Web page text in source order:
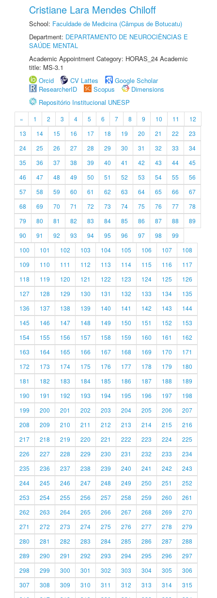
Cristiane Lara Mendes Chiloff
School: Faculdade de Medicina (Câmpus de Botucatu)
Department: DEPARTAMENTO DE NEUROCIÊNCIAS E
SAÚDE MENTAL
Academic Appointment Category: HORAS_24 Academic
title: MS-3.1
Orcid
CV Lattes
Google Scholar
ResearcherID
Scopus
Dimensions
Repositório Institucional UNESP
« 1 2 3 4 5 6 7 8 9 10 11
12
13
14 15 16 17 18 19 20 21 22
23
24
25 26 27 28 29 30 31 32 33
34
35
36 37 38 39 40 41 42 43 44
45
46
47 48 49 50 51 52 53 54 55
56
57
58 59 60 61 62 63 64 65 66
67
68
69 70 71 72 73 74 75 76 77
78
79
80 81 82 83 84 85 86 87 88
89
90
91 92 93 94 95 96 97 98
99
100
101 102 103 104 105 106 107
108
109
110 111 112 113 114 115 116
117
118
119 120 121 122 123 124 125
126
127
128 129 130 131 132 133 134
135
136
137 138 139 140 141 142 143
144
145
146 147 148 149 150 151 152
153
154
155 156 157 158 159 160 161
162
163
164 165 166 167 168 169 170
171
172
173 174 175 176 177 178 179
180
181
182 183 184 185 186 187 188
189
190
191 192 193 194 195 196 197
198
199
200 201 202 203 204 205 206
207
208
209 210 211 212 213 214 215
216
217
218 219 220 221 222 223 224
225
226
227 228 229 230 231 232 233
234
235
236 237 238 239 240 241 242
243
244
245 246 247 248 249 250 251
252
253
254 255 256 257 258 259 260
261
262
263 264 265 266 267 268 269
270
271
272 273 274 275 276 277 278
279
280
281 282 283 284 285 286 287
288
289
290 291 292 293 294 295 296
297
298
299 300 301 302 303 304 305
306
307
308 309 310 311 312 313 314
315